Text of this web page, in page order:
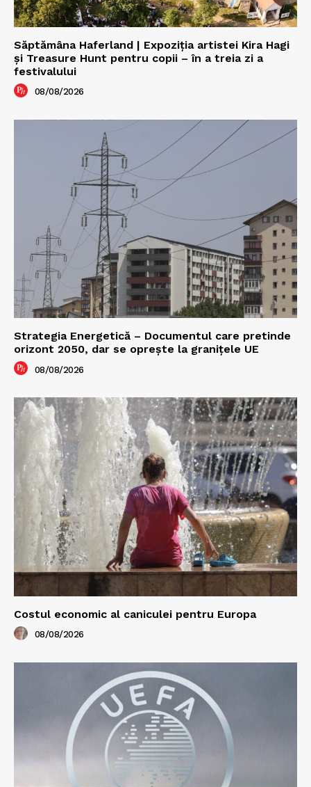
Săptămâna Haferland | Expoziţia artistei Kira Hagi
şi Treasure Hunt pentru copii – în a treia zi a
festivalului
08/08/2026
Strategia Energetică – Documentul care pretinde
orizont 2050, dar se oprește la granițele UE
08/08/2026
Costul economic al caniculei pentru Europa
08/08/2026